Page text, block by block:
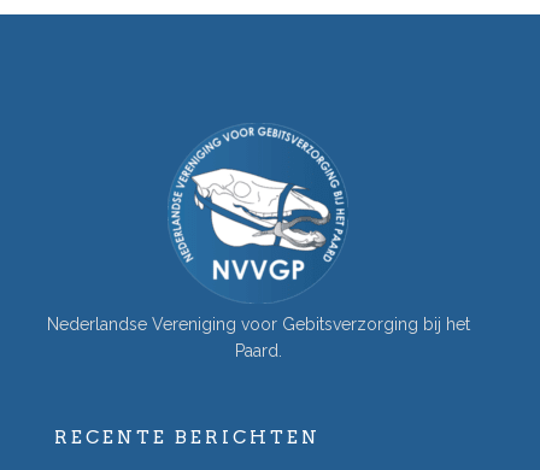
Nederlandse Vereniging voor Gebitsverzorging bij het
Paard.
RECENTE BERICHTEN